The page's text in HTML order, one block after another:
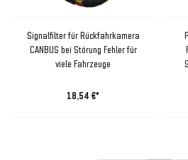
Signalfilter für Rückfahrkamera
CANBUS bei Störung Fehler für
viele Fahrzeuge
18,54 €*